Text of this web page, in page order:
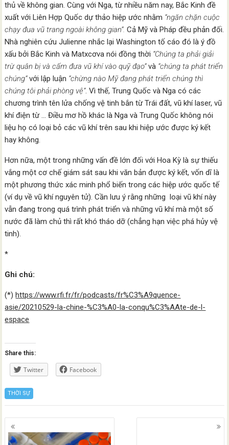
thủ về không gian. Cùng với Nga, từ nhiều năm nay, Bắc Kinh đề
xuất với Liên Hợp Quốc dự thảo hiệp ước nhằm “ngăn chặn cuộc
chạy đua vũ trang ngoài không gian”. Cả Mỹ và Pháp đều phản đối.
Nhà nghiên cứu Julienne nhắc lại Washington tố cáo đó là ý đồ
xấu bởi Bắc Kinh và Matxcơva nói đồng thời “Chúng ta phải giải
trừ quân bị và cấm đưa vũ khí vào quỹ đạo”và “chúng ta phát triển
chúng”với lập luận “chừng nào Mỹ đang phát triển chúng thì
chúng tôi phải phòng vệ”. Vì thế, Trung Quốc và Nga có các
chương trình tên lửa chống vệ tinh bắn từ Trái đất, vũ khí laser, vũ
khí điện từ … Điều mơ hồ khác là Nga và Trung Quốc không nói
liệu họ có loại bỏ các vũ khí trên sau khi hiệp ước được ký kết
hay không.
Hơn nữa, một trong những vấn đề lớn đối với Hoa Kỳ là sự thiếu
vắng một cơ chế giám sát sau khi văn bản được ký kết, vốn dĩ là
một phương thức xác minh phổ biến trong các hiệp ước quốc tế
(ví dụ về vũ khí nguyên tử). Cần lưu ý rằng những loại vũ khí này
vẫn đang trong quá trình phát triển và những vũ khí mà một số
nước đã làm chủ thì rất khó tháo dỡ (chẳng hạn việc phá hủy vệ
tinh).
*
Ghi chú:
(*)https://www.rfi.fr/fr/podcasts/fr%C3%A9quence-
asie/20210529-la-chine-%C3%A0-la-conqu%C3%AAte-de-l-
espace
Share this:
Twitter Facebook
THỜI SỰ
Posts
navigation